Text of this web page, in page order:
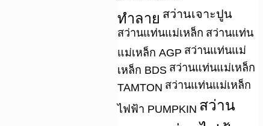
ทำลาย สว่านเจาะปูน
สว่านแท่นแม่เหล็ก สว่านแท่น
แม่เหล็ก AGP สว่านแท่นแม่
เหล็ก BDS สว่านแท่นแม่เหล็ก
TAMTON สว่านแท่นแม่เหล็ก
ไฟฟ้า PUMPKIN สว่าน